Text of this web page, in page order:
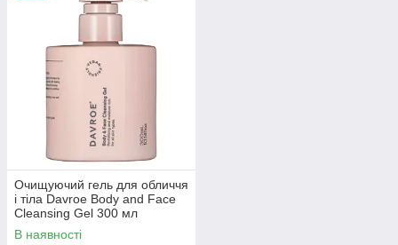
Очищуючий гель для обличчя
і тіла Davroe Body and Face
Cleansing Gel 300 мл
В наявності